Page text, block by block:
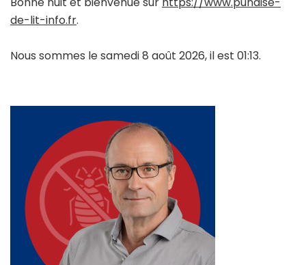
de-lit-info.fr.
Nous sommes le samedi 8 août 2026, il est 01:13.